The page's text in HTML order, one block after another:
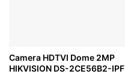
Camera HDTVI Dome 2MP
HIKVISION DS-2CE56B2-IPF